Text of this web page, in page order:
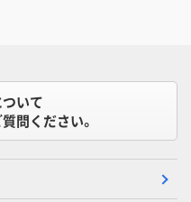
いて
問ください。